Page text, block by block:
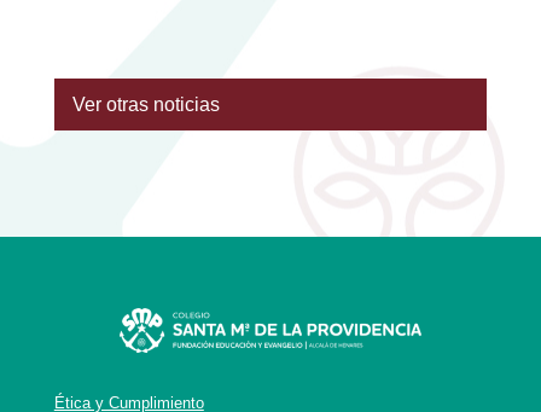
Ver otras noticias
Ética y Cumplimiento